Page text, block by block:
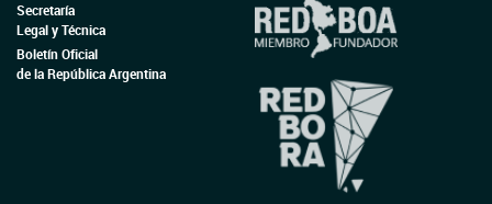
Secretaría
Legal y Técnica
Boletín Oficial
de la República Argentina